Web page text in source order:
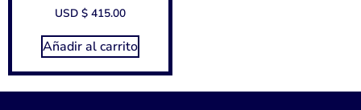
USD $ 415.00
Añadir al carrito